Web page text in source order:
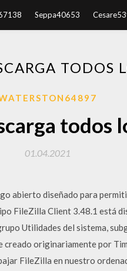
Seppa40653
TODOS
todos
01.04.2021
abierto diseñado para
FileZilla Client 3.48.1 está
Utilidades del sistema,
originariamente por
FileZilla en nuestro